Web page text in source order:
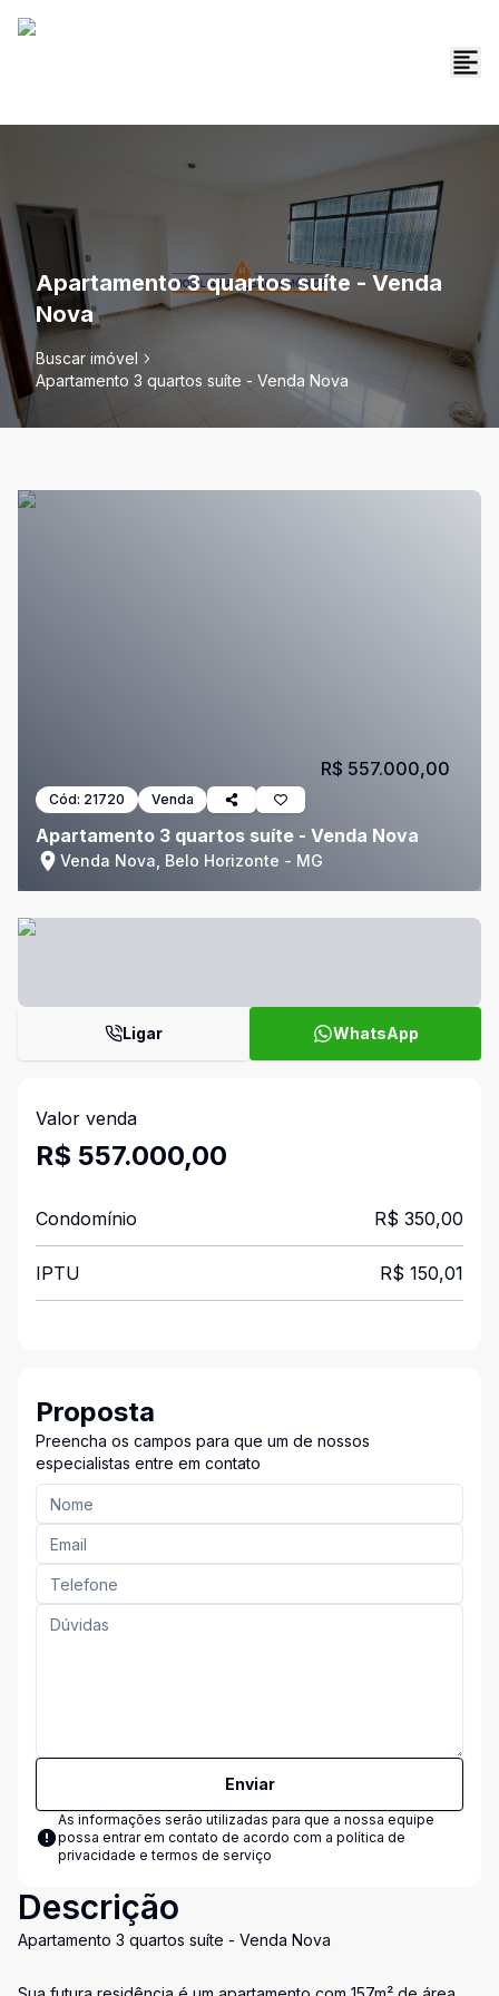
Apartamento 3 quartos suíte - Venda
Nova
Buscar imóvel
Apartamento 3 quartos suíte - Venda Nova
Cód: 21720 Venda
Apartamento 3 quartos suíte - Venda Nova
Venda Nova, Belo Horizonte - MG
R$ 557.000,00
Ligar WhatsApp
Valor venda
R$ 557.000,00
Condomínio R$ 350,00
IPTU R$ 150,01
Proposta
Preencha os campos para que um de nossos
especialistas entre em contato
Enviar
As informações serão utilizadas para que a nossa equipe
possa entrar em contato de acordo com a política de
privacidade e termos de serviço
Descrição
Apartamento 3 quartos suíte - Venda Nova